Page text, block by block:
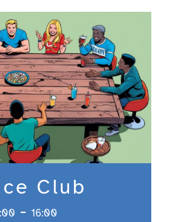
Club
- 16:00